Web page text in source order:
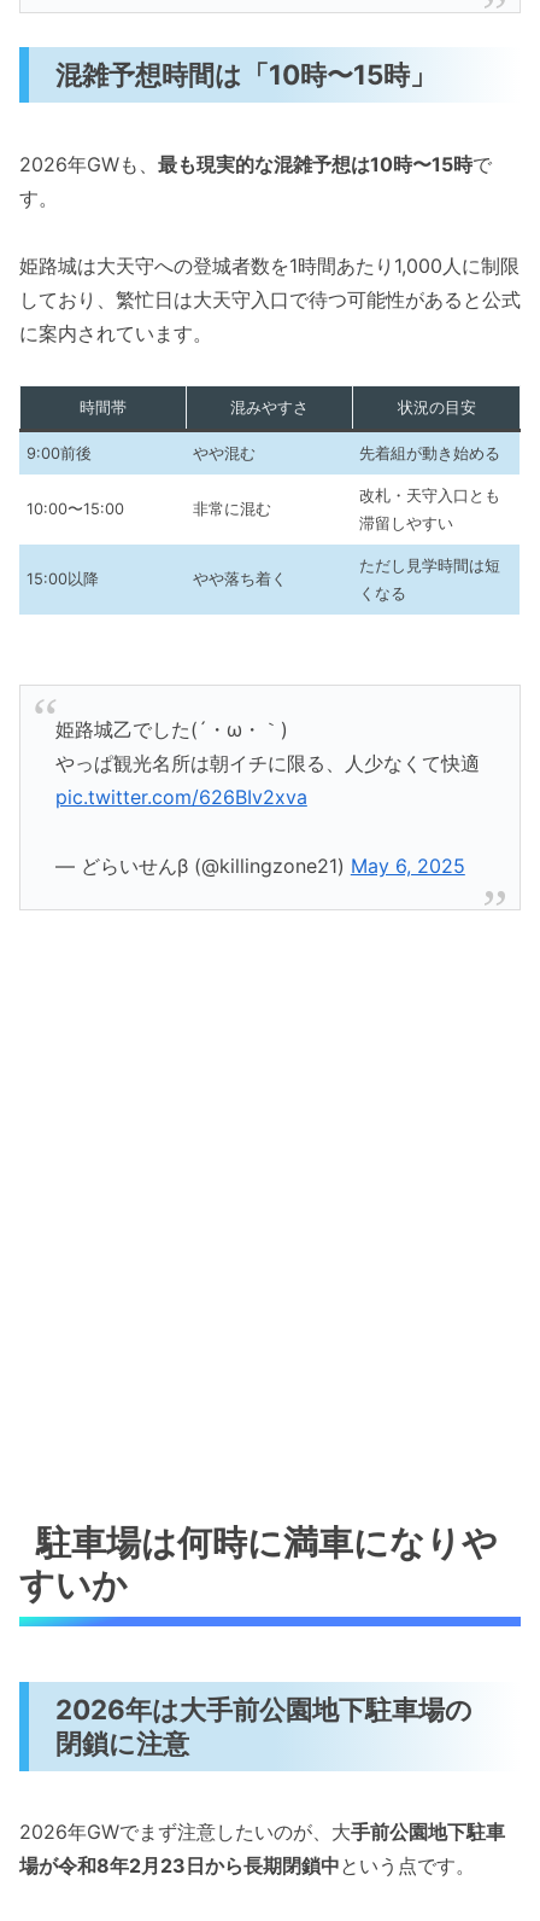
混雑予想時間は「10時〜15時」
2026年GWも、 最も現実的な混雑予想は10時〜15時で
す。
姫路城は大天守への登城者数を1時間あたり1,000人に制限
しており、繁忙日は大天守入口で待つ可能性があると公式
に案内されています。
時間帯 混みやすさ 状況の目安
9:00前後 やや混む 先着組が動き始める
10:00〜15:00 非常に混む
改札・天守入口とも
滞留しやすい
15:00以降 やや落ち着く
ただし見学時間は短
くなる
姫路城乙でした(´・ω・｀)
やっぱ観光名所は朝イチに限る、人少なくて快適
pic.twitter.com/626BIv2xva
— どらいせんβ (@killingzone21) May 6, 2025
駐車場は何時に満車になりや
すいか
2026年は大手前公園地下駐車場の
閉鎖に注意
2026年GWでまず注意したいのが、大手前公園地下駐車
場が令和8年2月23日から長期閉鎖中という点です。